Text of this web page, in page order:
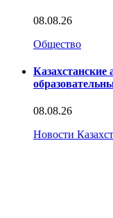
08.08.26
Общество
08.08.26
Новости